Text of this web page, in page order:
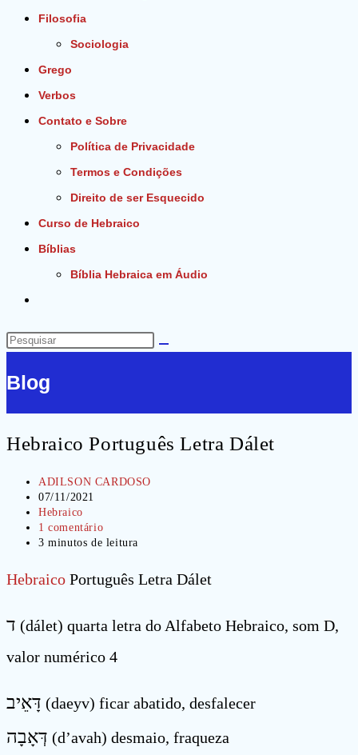
Filosofia
Sociologia
Grego
Verbos
Contato e Sobre
Política de Privacidade
Termos e Condições
Direito de ser Esquecido
Curso de Hebraico
Bíblias
Bíblia Hebraica em Áudio
do
site
Pesquisar
site
Blog
Hebraico Português Letra Dálet
Autor
do
post:
ADILSON CARDOSO
Post
publicado:
07/11/2021
Categoria
do
post:
Hebraico
Comentários
do
1 comentário
Tempo
leitura:
3 minutos de leitura
Hebraico Português Letra Dálet
ד (dálet) quarta letra do Alfabeto Hebraico, som D,
valor numérico 4
דָּאֵיב (daeyv) ficar abatido, desfalecer
דְּאָבָה (d’avah) desmaio, fraqueza